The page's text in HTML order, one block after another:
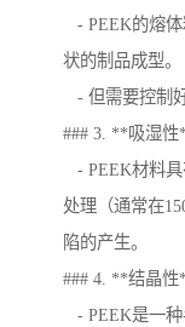
- PEEK的熔
状的制品成型。
- 但需要控制
### 3. **吸湿性
- PEEK材料
处理（通常在
陷的产生。
### 4. **结晶性
- PEEK是一